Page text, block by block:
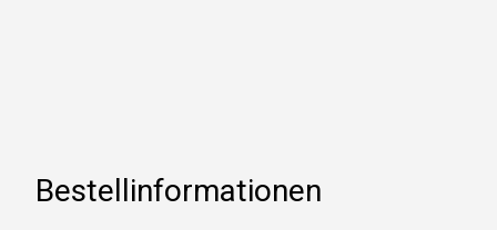
Bestellinformationen